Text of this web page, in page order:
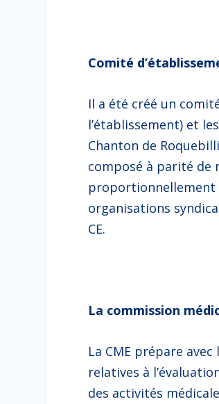
Comité
Il a été créé un
l’établissement) et
Chanton de
composé à parité de
proportionnellement
organisations
CE.
La commission
La CME prépare
relatives à
des activités